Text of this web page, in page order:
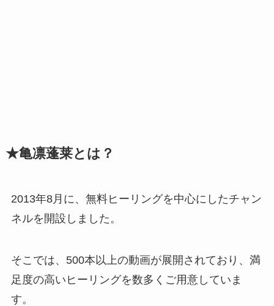
★亀凛蓬莱とは？
2013年8月に、無料ヒーリングを中心にしたチャン
ネルを開設しました。
そこでは、500本以上の動画が展開されており、満
足度の高いヒーリングを数多くご用意していま
す。